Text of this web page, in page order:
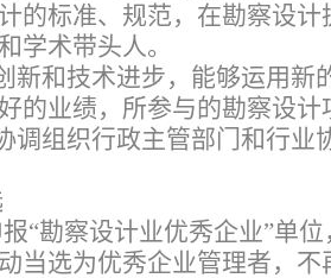
的标准、规范，在勘察设
学术带头人。
新和技术进步，能够运用新
的业绩，所参与的勘察设
调组织行政主管部门和行业
报“勘察设计业优秀企业”单
当选为优秀企业管理者，不